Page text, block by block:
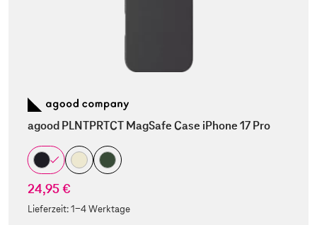
agood PLNTPRTCT MagSafe Case iPhone 17 Pro
24,95 €
Lieferzeit:1-4 Werktage